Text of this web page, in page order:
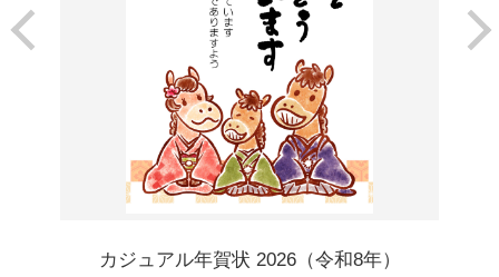
カジュアル年賀状 2026（令和8年）